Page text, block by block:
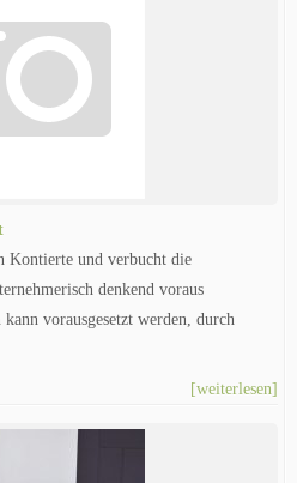
Kontierte und verbucht die
denkend voraus
vorausgesetzt werden, durch
[weiterlesen]